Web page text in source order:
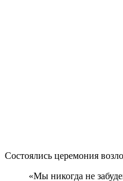
Состоялись церемония
«Мы никогда не